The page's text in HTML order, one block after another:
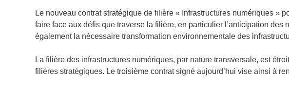
Le nouveau contrat stratégique de filière « Infrastructures numériques »
faire face aux défis que traverse la filière, en particulier l’anticipation des
également la nécessaire transformation environnementale des
La filière des infrastructures numériques, par nature transversale, est
filières stratégiques. Le troisième contrat signé aujourd’hui vise ainsi à